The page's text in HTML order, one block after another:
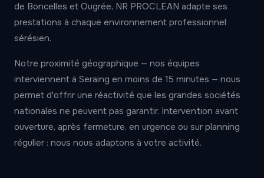
de Boncelles et Ougrée, NR PROCLEAN adapte ses
prestations à chaque environnement professionnel
sérésien.
Notre proximité géographique — nos équipes
interviennent à Seraing en moins de 15 minutes — nous
permet d'offrir une réactivité que les grandes sociétés
nationales ne peuvent pas garantir. Intervention avant
ouverture, après fermeture, en urgence ou sur planning
régulier : nous nous adaptons à votre activité.